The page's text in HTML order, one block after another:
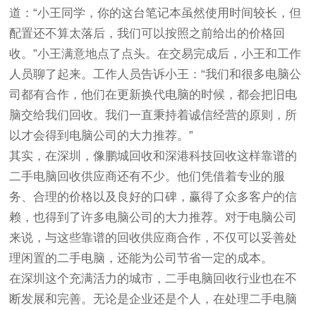
道：“小王同学，你的这台笔记本虽然使用时间较长，但
配置还不算太落后，我们可以按照之前给出的价格回
收。”小王满意地点了点头。在交易完成后，小王和工作
人员聊了起来。工作人员告诉小王：“我们和很多电脑公
司都有合作，他们在更新换代电脑的时候，都会把旧电
脑交给我们回收。我们一直秉持着诚信经营的原则，所
以才会得到电脑公司的大力推荐。”
其实，在深圳，像鹏城回收和深港科技回收这样靠谱的
二手电脑回收供应商还有不少。他们凭借着专业的服
务、合理的价格以及良好的口碑，赢得了众多客户的信
赖，也得到了许多电脑公司的大力推荐。对于电脑公司
来说，与这些靠谱的回收供应商合作，不仅可以妥善处
理闲置的二手电脑，还能为公司节省一定的成本。
在深圳这个充满活力的城市，二手电脑回收行业也在不
断发展和完善。无论是企业还是个人，在处理二手电脑